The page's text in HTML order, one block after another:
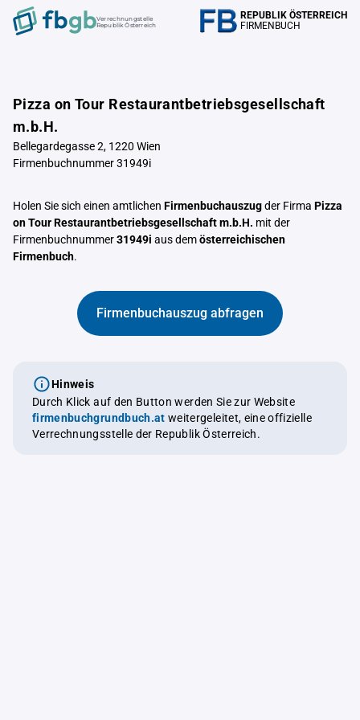
Verrechnungstelle
Republik Österreich
REPUBLIK ÖSTERREICH
FIRMENBUCH
Pizza on Tour Restaurantbetriebsgesellschaft
m.b.H.
Bellegardegasse 2, 1220 Wien
Firmenbuchnummer 31949i
Holen Sie sich einen amtlichen Firmenbuchauszugder Firma Pizza
on Tour Restaurantbetriebsgesellschaft m.b.H. mit der
Firmenbuchnummer31949i aus demösterreichischen
Firmenbuch.
Firmenbuchauszug abfragen
Hinweis
Durch Klick auf den Button werden Sie zur Website
firmenbuchgrundbuch.at weitergeleitet, eine offizielle
Verrechnungsstelle der Republik Österreich.